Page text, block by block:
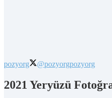
pozyorg @pozyorgpozyorg
2021 Yeryüzü